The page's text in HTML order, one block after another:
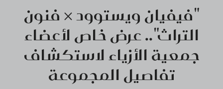
"فيفيان ويستوود × فنون
التراث".. عرض خاص لأعضاء
جمعية الأزياء لاستكشاف
تفاصيل المجموعة